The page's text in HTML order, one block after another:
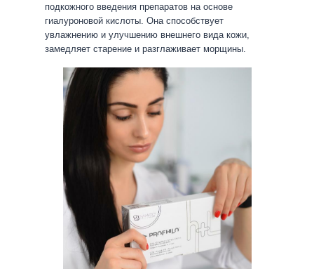
подкожного введения препаратов на основе
гиалуроновой кислоты. Она способствует
увлажнению и улучшению внешнего вида кожи,
замедляет старение и разглаживает морщины.